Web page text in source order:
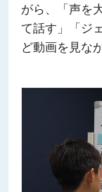
がら、「声を
て話す」「ジ
ど動画を見な